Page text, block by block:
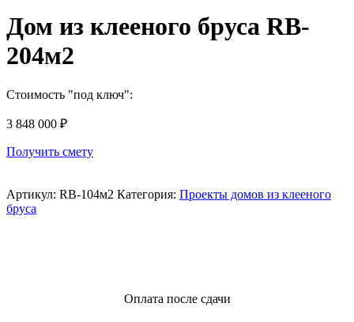
Дом из клееного бруса RB-
204м2
Стоимость "под ключ":
3 848 000 ₽
Получить смету
Артикул: RB-104м2 Категория: Проекты домов из клееного
бруса
Оплата после сдачи